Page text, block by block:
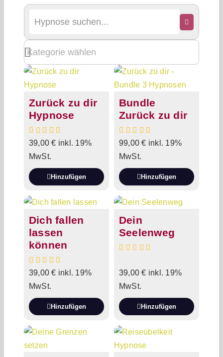
Zurück zu dir
Hypnose
39,00€ inkl. 19%
MwSt.
Hinzufügen
Bundle
Zurück zu dir
99,00€ inkl. 19%
MwSt.
Hinzufügen
Dich fallen
lassen
können
39,00€ inkl. 19%
MwSt.
Hinzufügen
Dein
Seelenweg
39,00€ inkl. 19%
MwSt.
Hinzufügen